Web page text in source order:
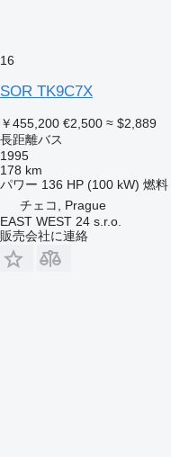
16
SOR TK9C7X
￥455,200 €2,500 ≈ $2,889
長距離バス
1995
178 km
パワー 136 HP (100 kW) 燃料
チェコ, Prague
EAST WEST 24 s.r.o.
販売会社に連絡